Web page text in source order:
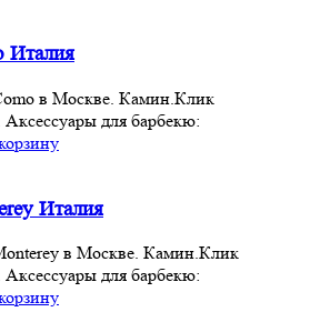
Италия
в Москве. Камин.Клик
для барбекю:
Италия
в Москве. Камин.Клик
для барбекю: